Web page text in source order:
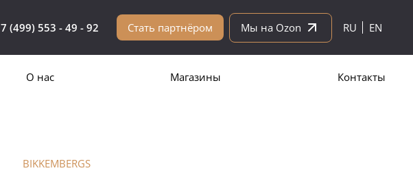
7 (499) 553 - 49 - 92 Стать партнёром Мы на Ozon RU EN
О нас Магазины Контакты
BIKKEMBERGS